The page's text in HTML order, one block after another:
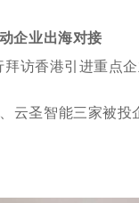
企业出海对接
访香港引进重点
云圣智能三家被投